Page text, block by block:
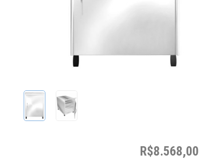
R$8.568,00